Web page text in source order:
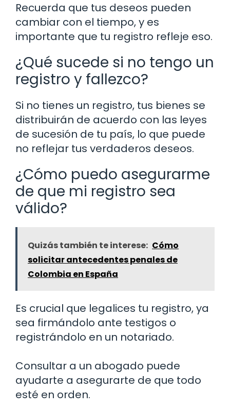
Recuerda que tus deseos pueden
cambiar con el tiempo, y es
importante que tu registro refleje eso.
¿Qué sucede si no tengo un
registro y fallezco?
Si no tienes un registro, tus bienes se
distribuirán de acuerdo con las leyes
de sucesión de tu país, lo que puede
no reflejar tus verdaderos deseos.
¿Cómo puedo asegurarme
de que mi registro sea
válido?
Quizás también te interese: Cómo
solicitar antecedentes penales de
Colombia en España
Es crucial que legalices tu registro, ya
sea firmándolo ante testigos o
registrándolo en un notariado.
Consultar a un abogado puede
ayudarte a asegurarte de que todo
esté en orden.